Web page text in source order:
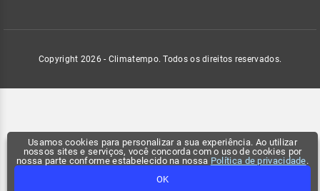
Usamos cookies para personalizar a sua experiência. Ao utilizar
nossos sites e serviços, você concorda com o uso de cookies por
nossa parte conforme estabelecido na nossa Política de privacidade.
OK
Copyright 2026 - Climatempo. Todos os direitos reservados.